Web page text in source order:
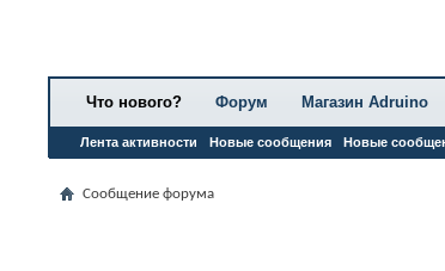
Что нового?
Лента активности Новые сообщения Новые
Форум Магазин Adruino
Сообщение форума